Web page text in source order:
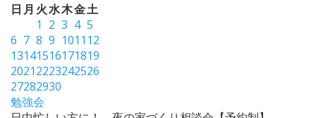
日 月 火水木金土
1 2 3 4 5
6 7 8 9 1011 12
13141516171819
20212223242526
27282930
勉強会